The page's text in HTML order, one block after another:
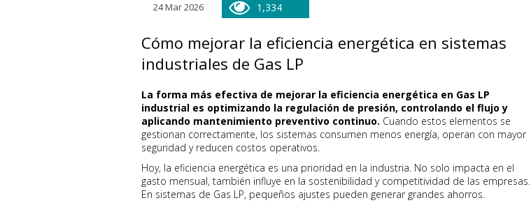
24 Mar 2026 1,334
Cómo mejorar la eficiencia energética en sistemas
industriales de Gas LP
La forma más efectiva de mejorar la eficiencia energética en Gas LP
industrial es optimizando la regulación de presión, controlando el flujo y
aplicando mantenimiento preventivo continuo. Cuando estos elementos se
gestionan correctamente, los sistemas consumen menos energía, operan con mayor
seguridad y reducen costos operativos.
Hoy, la eficiencia energética es una prioridad en la industria. No solo impacta en el
gasto mensual, también influye en la sostenibilidad y competitividad de las empresas.
En sistemas de Gas LP, pequeños ajustes pueden generar grandes ahorros.